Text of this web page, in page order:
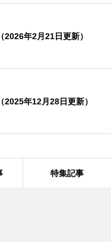
年2月21日更新）
年12月28日更新）
特集記事